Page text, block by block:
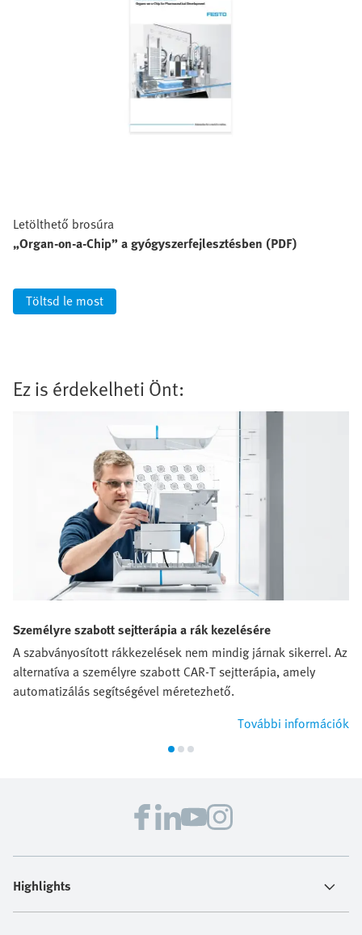
Letölthető brosúra
„Organ-on-a-Chip” a gyógyszerfejlesztésben (PDF)
Töltsd le most
Ez is érdekelheti Önt:
Személyre szabott sejtterápia a rák kezelésére
A szabványosított rákkezelések nem mindig járnak sikerrel. Az
alternatíva a személyre szabott CAR‑T sejtterápia, amely
automatizálás segítségével méretezhető.
További információk
Highlights